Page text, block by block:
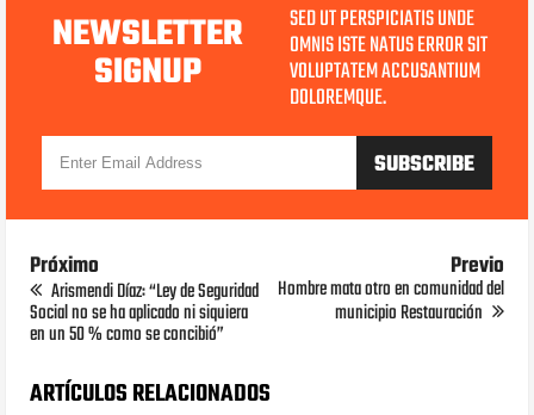
NEWSLETTER
SIGNUP
SED UT PERSPICIATIS UNDE
OMNIS ISTE NATUS ERROR SIT
VOLUPTATEM ACCUSANTIUM
DOLOREMQUE.
Próximo
Arismendi Díaz: “Ley de Seguridad
Social no se ha aplicado ni siquiera
en un 50 % como se concibió”
Previo
Hombre mata otro en comunidad del
municipio Restauración
ARTÍCULOS RELACIONADOS